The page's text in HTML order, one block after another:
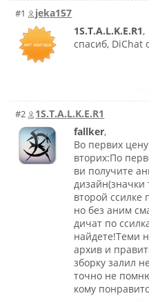
#1
jeka157
1S.T.A.L.K.E.R1,
спасиб, DiChat
#2
1S.T.A.L.K.E.R1
fallker,
Во первих
вторих:По
ви получите
дизайн(значки
второй ссилке
но без аним
дичат по
найдете!Теми
архив и
зборку залил
точно не
кому